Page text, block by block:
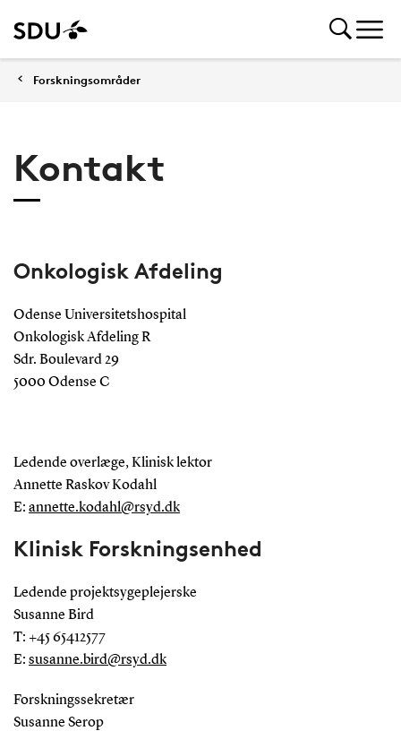
Forskningsområder
Kontakt
Onkologisk Afdeling
Odense Universitetshospital
Onkologisk Afdeling R
Sdr. Boulevard 29
5000 Odense C
Ledende overlæge, Klinisk lektor
Annette Raskov Kodahl
E: annette.kodahl@rsyd.dk
Klinisk Forskningsenhed
Ledende projektsygeplejerske
Susanne Bird
T: +45 65412577
E: susanne.bird@rsyd.dk
Forskningssekretær
Susanne Serop